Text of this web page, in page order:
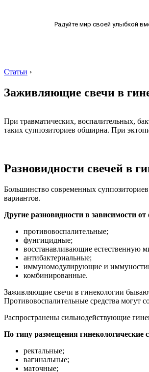
Радуйте мир своей улыбкой
Статьи ›
Заживляющие свечи в
При травматических, воспалительных,
таких суппозиториев обширна. При
Разновидности свечей в
Большинство современных
вариантов.
Другие разновидности в зависимости
противовоспалительные;
фунгицидные;
восстанавливающие естественную
антибактериальные;
иммуномодулирующие и
комбинированные.
Заживляющие свечи в гинекологии
Противовоспалительные средства могут
Распространены сильнодействующие
По типу размещения гинекологические
ректальные;
вагинальные;
маточные;